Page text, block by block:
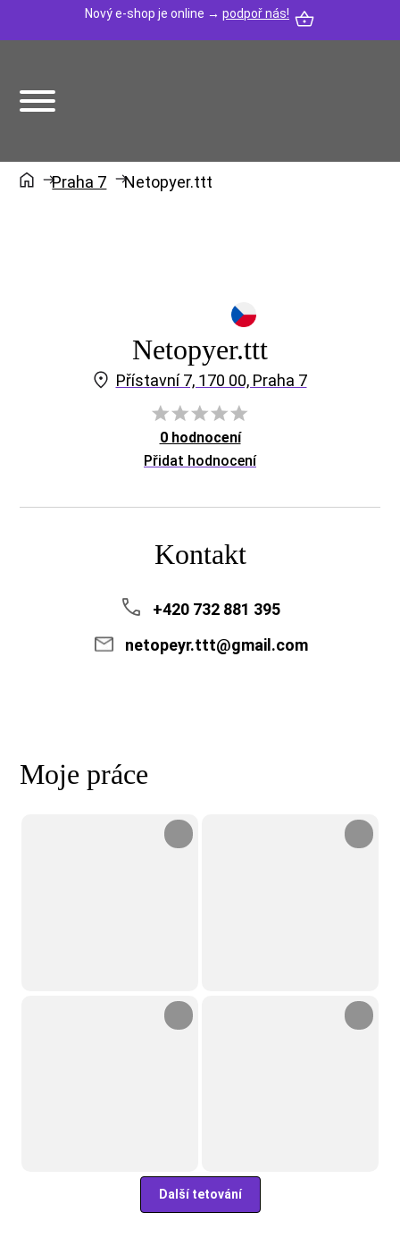
Nový e-shop je online → podpoř nás!
Praha 7 Netopyer.ttt
Netopyer.ttt
Přístavní 7, 170 00, Praha 7
0 hodnocení
Přidat hodnocení
Kontakt
+420 732 881 395
netopeyr.ttt@gmail.com
Moje práce
Další tetování